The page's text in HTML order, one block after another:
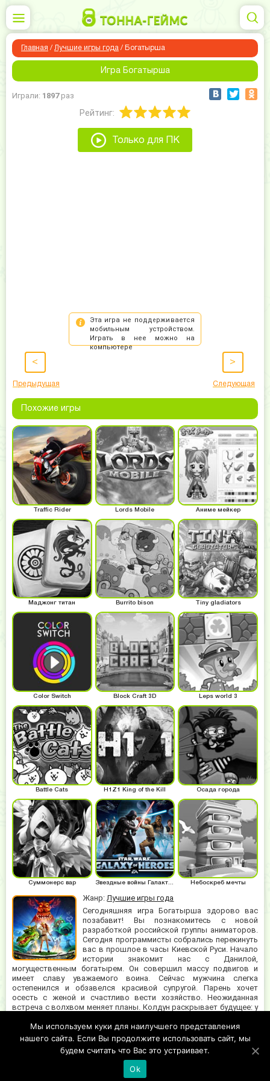
Главная / Лучшие игры года / Богатырша
Игра Богатырша
Играли: 1897раз
Рейтинг:
Только для ПК
<
Предыдущая
>
Следующая
Жанр:Лучшие игры года
Сегодняшняя игра Богатырша здорово вас
позабавит! Вы познакомитесь с новой
разработкой российской группы аниматоров.
Сегодня программисты собрались перекинуть
вас в прошлое в часы Киевской Руси. Начало
истории знакомит нас с Данилой,
могущественным богатырем. Он совершил массу подвигов и
имеет славу уважаемого воина. Сейчас мужчина слегка
остепенился и обзавелся красивой супругой. Парень хочет
осесть с женой и счастливо вести хозяйство. Неожиданная
встреча с волхвом меняет планы. Колдун раскрывает будущее: у
великолепными и бесстрашными вояками. Особенно отличится
младший малыш. Ему придется спасать родные края от набегов
Похожие игры
Traffic Rider Lords Mobile Аниме мейкер
Маджонг титан Burrito bison Tiny gladiators
Color Switch Block Craft 3D Leps world 3
Battle Cats H1Z1 King of the Kill Осада города
Суммонерс вар Звездные войны Галактика героев Небоскреб мечты
Мы используем куки для наилучшего представления
нашего сайта. Если Вы продолжите использовать сайт, мы
будем считать что Вас это устраивает.
Ok